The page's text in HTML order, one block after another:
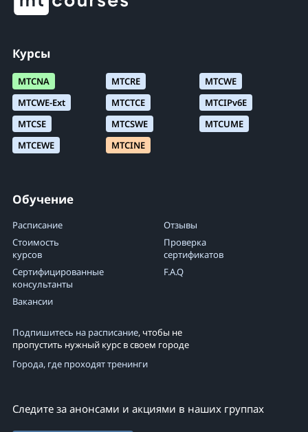
Курсы
MTCNA MTCRE
MTCWE
MTCWE-Ext
MTCTCE
MTCIPv6E
MTCSE
MTCSWE
MTCUME
MTCEWE
MTCINE
Обучение
Расписание
Отзывы
Стоимость
курсов
Проверка
сертификатов
Сертифицированные
консультанты
F.A.Q
Вакансии
Подпишитесь на расписание, чтобы не
пропустить нужный курс в своем городе
Города, где проходят тренинги
Следите за анонсами и акциями в наших группах